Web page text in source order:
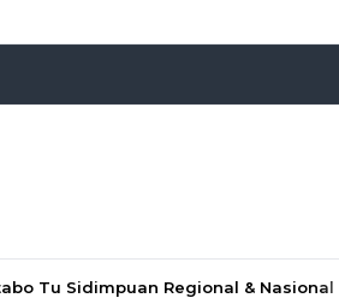
Tu Sidimpuan Regional & Nasional